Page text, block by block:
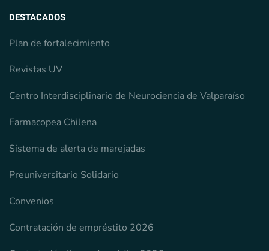
DESTACADOS
Plan de fortalecimiento
Revistas UV
Centro Interdisciplinario de Neurociencia de Valparaíso
Farmacopea Chilena
Sistema de alerta de marejadas
Preuniversitario Solidario
Convenios
Contratación de empréstito 2026